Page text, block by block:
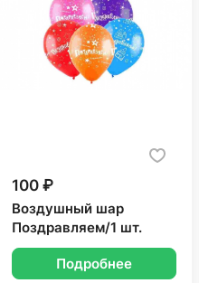
100 ₽
Воздушный шар
Поздравляем/1 шт.
Подробнее